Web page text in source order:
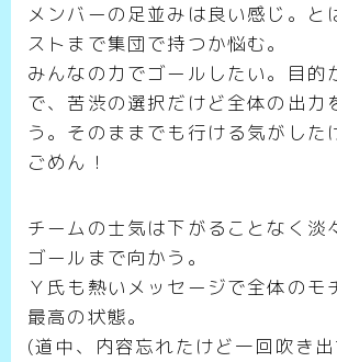
メンバーの足並みは良い感じ。と
ストまで集団で持つか悩む。
みんなの力でゴールしたい。目的
で、苦渋の選択だけど全体の出力
う。そのままでも行ける気がした
ごめん！
チームの士気は下がることなく淡
ゴールまで向かう。
Ｙ氏も熱いメッセージで全体のモ
最高の状態。
(道中、内容忘れたけど一回吹き